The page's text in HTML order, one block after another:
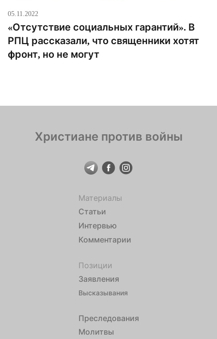
05.11.2022
«Отсутствие социальных гарантий». В
РПЦ рассказали, что священники хотят
фронт, но не могут
Христиане против войны
Материалы
Статьи
Интервью
Комментарии
Позиции
Заявления
Высказывания
Преследования
Молитвы